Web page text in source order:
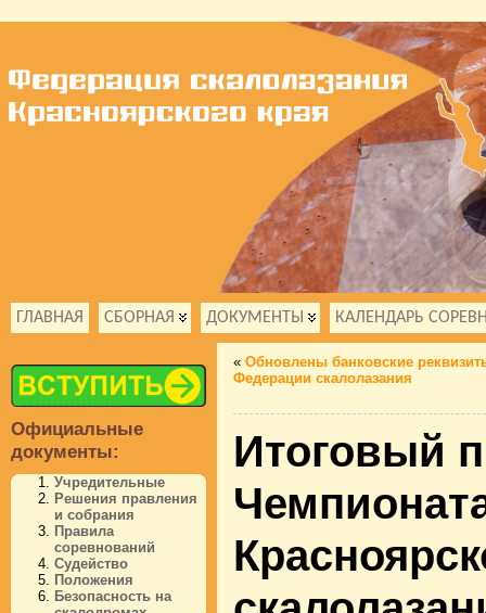
ГЛАВНАЯ СБОРНАЯ ДОКУМЕНТЫ КАЛЕНДАРЬ
Официальные
документы:
Учредительные
Решения правления
и собрания
Правила
соревнований
Судейство
Положения
Безопасность на
« Обновлены банковские
Федерации скалолазания
Итоговый